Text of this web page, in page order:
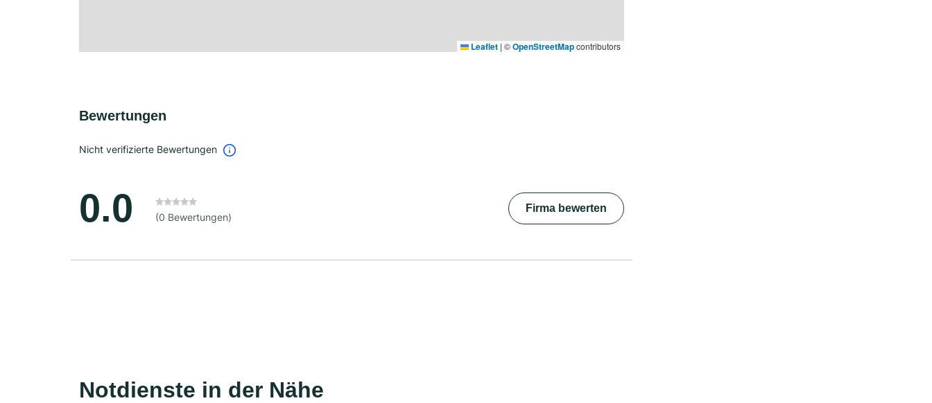
Leaflet | ©OpenStreetMapcontributors
Bewertungen
Nicht verifizierte Bewertungen
0.0 (0 Bewertungen)
Firma bewerten
Notdienste in der Nähe